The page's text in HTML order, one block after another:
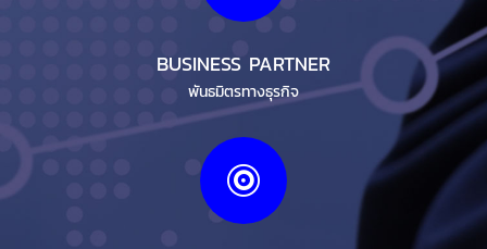
BUSINESS PARTNER
พันธมิตรทางธุรกิจ
